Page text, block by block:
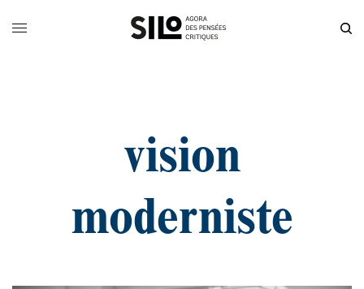
vision
moderniste